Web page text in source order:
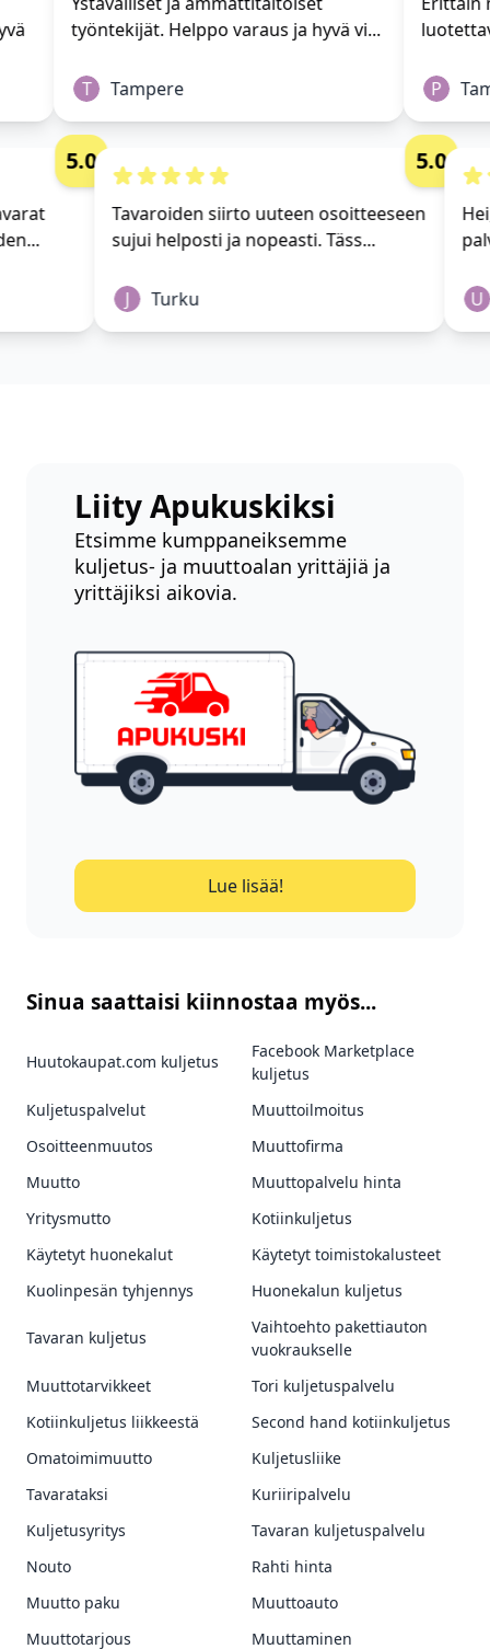
työntekijät. Helppo varaus ja hyvä vi...
T Tampere P
5.0
Tavaroiden siirto uuteen osoitteeseen
sujui helposti ja nopeasti. Täss...
Turku
5.0
Liity Apukuskiksi
Etsimme kumppaneiksemme
kuljetus- ja muuttoalan yrittäjiä ja
yrittäjiksi aikovia.
Lue lisää!
Sinua saattaisi kiinnostaa myös...
Huutokaupat.com kuljetus
Facebook Marketplace
kuljetus
Kuljetuspalvelut
Muuttoilmoitus
Osoitteenmuutos
Muuttofirma
Muutto
Muuttopalvelu hinta
Yritysmutto
Kotiinkuljetus
Käytetyt huonekalut
Käytetyt toimistokalusteet
Kuolinpesän tyhjennys
Huonekalun kuljetus
Tavaran kuljetus
Vaihtoehto pakettiauton
vuokraukselle
Muuttotarvikkeet
Tori kuljetuspalvelu
Kotiinkuljetus liikkeestä
Second hand kotiinkuljetus
Omatoimimuutto
Kuljetusliike
Tavarataksi
Kuriiripalvelu
Kuljetusyritys
Tavaran kuljetuspalvelu
Nouto
Rahti hinta
Muutto paku
Muuttoauto
Muuttotarjous
Muuttaminen